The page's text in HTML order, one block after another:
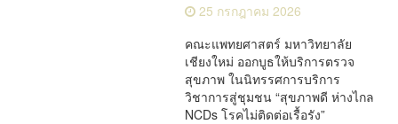
25 กรกฎาคม 2026
คณะแพทยศาสตร์ มหาวิทยาลัย
เชียงใหม่ ออกบูธให้บริการตรวจ
สุขภาพ ในนิทรรศการบริการ
วิชาการสู่ชุมชน “สุขภาพดี ห่างไกล
NCDs โรคไม่ติดต่อเรื้อรัง”